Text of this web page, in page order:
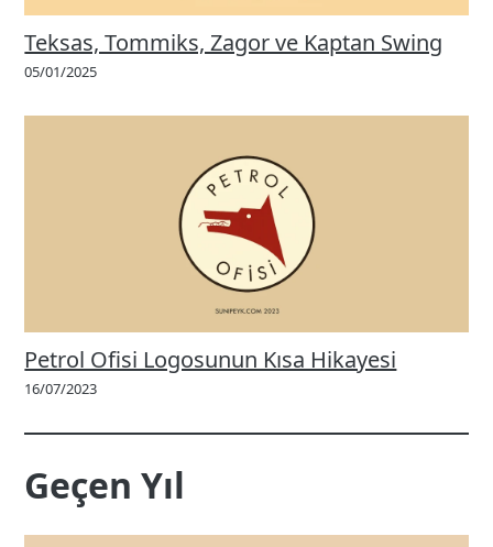
Teksas, Tommiks, Zagor ve Kaptan Swing
05/01/2025
Petrol Ofisi Logosunun Kısa Hikayesi
16/07/2023
Geçen Yıl